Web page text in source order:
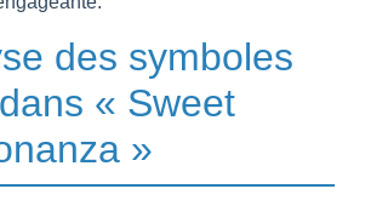
des symboles
« Sweet
»